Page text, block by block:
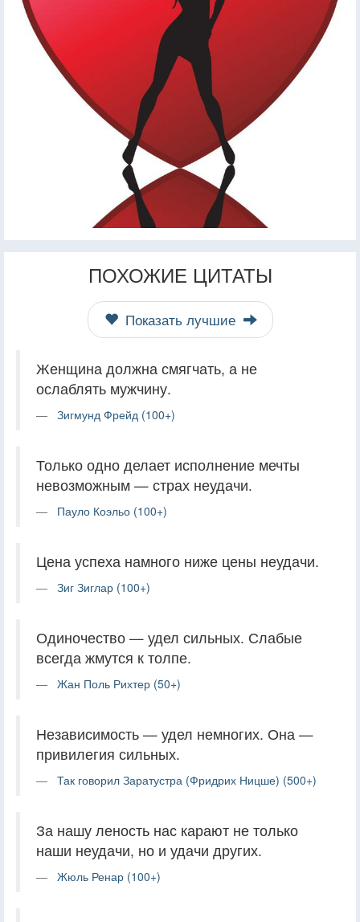
ПОХОЖИЕ ЦИТАТЫ
Показать лучшие
Женщина должна смягчать, а не
ослаблять мужчину.
Зигмунд Фрейд (100+)
Только одно делает исполнение мечты
невозможным — страх неудачи.
Пауло Коэльо (100+)
Цена успеха намного ниже цены неудачи.
Зиг Зиглар (100+)
Одиночество — удел сильных. Слабые
всегда жмутся к толпе.
Жан Поль Рихтер (50+)
Независимость — удел немногих. Она —
привилегия сильных.
Так говорил Заратустра (Фридрих Ницше) (500+)
За нашу леность нас карают не только
наши неудачи, но и удачи других.
Жюль Ренар (100+)